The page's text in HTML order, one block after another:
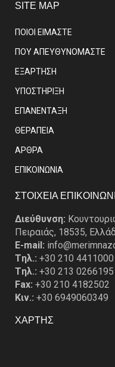
SITE MAP
ΠΟΙΟΙ ΕΙΜΑΣΤE
ΠΟΥ ΑΠΕΥΘΥΝΟΜΑΣΤΕ
ΕΞΑΡΤΗΣΗ
ΥΠΟΣΤΗΡΙΞΗ
ΕΠΑΝΕΝΤΑΞΗ
ΘΕΡΑΠΕΙΑ
ΑΡΘΡΑ
EΠΙΚΟΙΝΩΝΙΑ
ΣΤΟΙΧΕΙΑ
Διεύθυνση:
Πειραιάς, 18535,
E-mail:
Tηλ.: +30 210 4411000
Tηλ.: +30 213 0266195
Fax: +30 210 4182502
Κιν.: +30 6949060349
ΧΑΡΤΗΣ